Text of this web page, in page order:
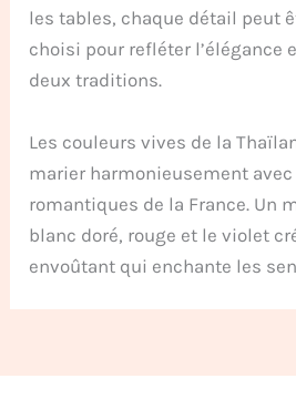
les tables, chaque détail peut
choisi pour refléter l’élégance
deux traditions.
Les couleurs vives de la
marier harmonieusement
romantiques de la France. Un
blanc doré, rouge et le violet
envoûtant qui enchante les